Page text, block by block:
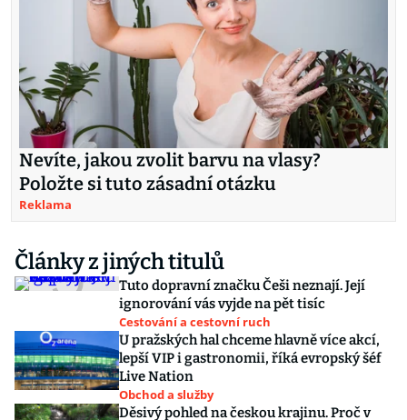
Nevíte, jakou zvolit barvu na vlasy?
Položte si tuto zásadní otázku
Reklama
Články z jiných titulů
Tuto dopravní značku Češi neznají. Její
ignorování vás vyjde na pět tisíc
Cestování a cestovní ruch
U pražských hal chceme hlavně více akcí,
lepší VIP i gastronomii, říká evropský šéf
Live Nation
Obchod a služby
Děsivý pohled na českou krajinu. Proč v